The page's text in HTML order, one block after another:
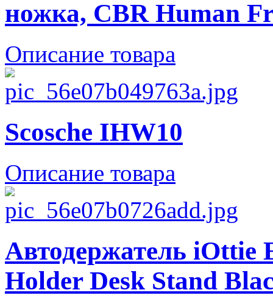
ножка, CBR Human
Описание товара
Scosche IHW10
Описание товара
Автодержатель iOttie
Holder Desk Stand